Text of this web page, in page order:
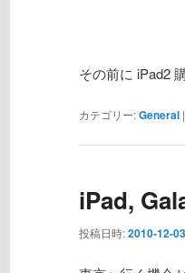
その前に iPad2
カテゴリー:General |
iPad,
投稿日時:2010-12-03